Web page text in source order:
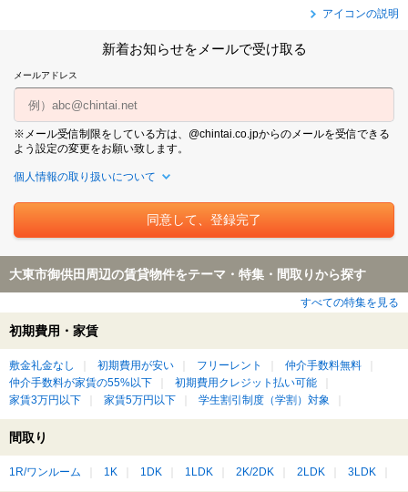
アイコンの説明
新着お知らせをメールで受け取る
メールアドレス
※メール受信制限をしている方は、@chintai.co.jpからのメールを受信できる
よう設定の変更をお願い致します。
個人情報の取り扱いについて
大東市御供田周辺の賃貸物件をテーマ・特集・間取りから探す
すべての特集を見る
初期費用・家賃
敷金礼金なし 初期費用が安い フリーレント
仲介手数料無料
仲介手数料が家賃の55%以下
初期費用クレジット払い可能
家賃3万円以下
家賃5万円以下 学生割引制度（学割）対象
間取り
1R/ワンルーム 1K 1DK 1LDK 2K/2DK 2LDK 3LDK